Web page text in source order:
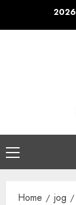
Primary
Menu
Home jog